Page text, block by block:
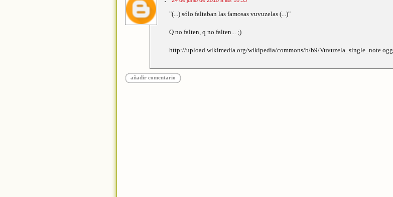
"(...) sólo faltaban las famosas vuvuzelas (...)"
Q no falten, q no falten... ;)
http://upload.wikimedia.org/wikipedia/commons/b/b9/Vuvuzela_single_note.ogg
añadir comentario